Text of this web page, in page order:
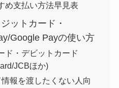
め支払い方法早見表
ットカード・
Google Payの使い方
ド・デビットカード
JCBほか)
報を渡したくない人向